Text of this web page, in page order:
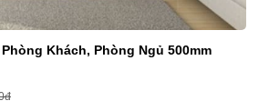
Phòng Khách Trần Thấp PH22-